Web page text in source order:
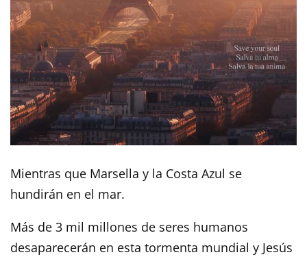
Mientras que Marsella y la Costa Azul se
hundirán en el mar.
Más de 3 mil millones de seres humanos
desaparecerán en esta tormenta mundial y Jesús